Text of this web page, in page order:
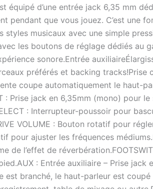
équipé d’une entrée jack 6,35 mm
que vous jouez. C’est une
musicaux avec une simple
les boutons de réglage dédiés au
sonore.Entrée
préférés et backing
coupe automatiquement le haut-
Prise jack en 6,35mm (mono) pour
: Interrupteur-poussoir pour
VOLUME : Bouton rotatif pour
pour ajuster les fréquences
de l’effet de
: Entrée auxiliaire – Prise jack
est branché, le haut-parleur est